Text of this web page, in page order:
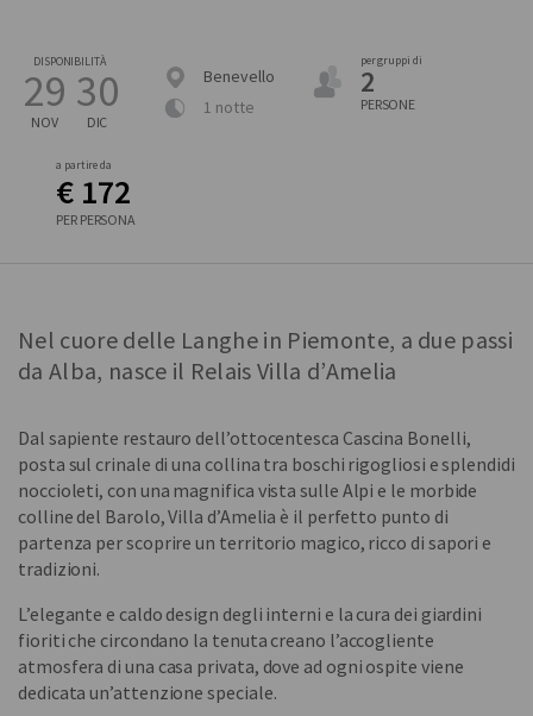
DISPONIBILITÀ
29
NOV
30
DIC
Benevello
1 notte
per gruppi di
2
PERSONE
a partire da
€ 172
PER PERSONA
Nel cuore delle Langhe in Piemonte, a due passi
da Alba, nasce il Relais Villa d’Amelia
Dal sapiente restauro dell’ottocentesca Cascina Bonelli,
posta sul crinale di una collina tra boschi rigogliosi e splendidi
noccioleti, con una magnifica vista sulle Alpi e le morbide
colline del Barolo, Villa d’Amelia è il perfetto punto di
partenza per scoprire un territorio magico, ricco di sapori e
tradizioni.
L’elegante e caldo design degli interni e la cura dei giardini
fioriti che circondano la tenuta creano l’accogliente
atmosfera di una casa privata, dove ad ogni ospite viene
dedicata un’attenzione speciale.